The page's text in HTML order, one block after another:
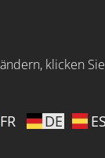
klicken
FR DE ES